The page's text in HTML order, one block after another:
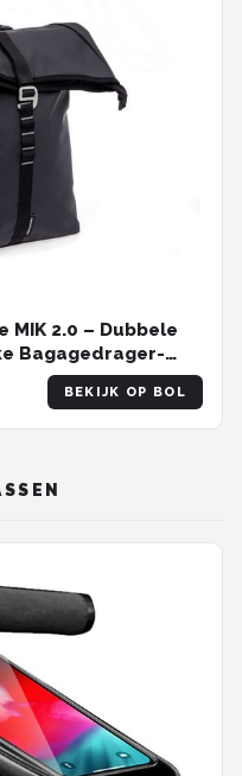
MIK 2.0 – Dubbele
Bagagedrager-
– 36 liter –
Bagagedrager -
BEKIJK OP BOL